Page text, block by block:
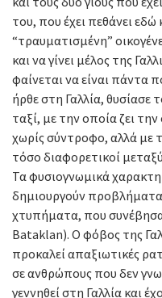
του, που έχει πεθάνει εδώ
“τραυματισμένη”
και να γίνει μέλος της
φαίνεται να είναι πάντα
ήρθε στη Γαλλία, θυσίασε
ταξί, με την οποία ζει την
χωρίς σύντροφο, αλλά με
τόσο διαφορετικοί
Τα φυσιογνωμικά
δημιουργούν
χτυπήματα, που
Bataklan). Ο φόβος της
προκαλεί απαξιωτικές
σε ανθρώπους που δεν
γεννηθεί στη Γαλλία και